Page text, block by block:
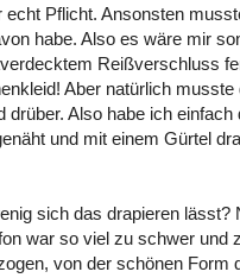
Pflicht. Ansonsten
habe. Also es wäre mir
Reißverschluss
Aber natürlich musste
Also habe ich einfach
und mit einem Gürtel
sich das drapieren lässt?
war so viel zu schwer und
von der schönen Form